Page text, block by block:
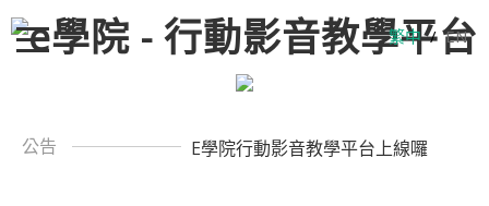
繁中 / EN
公告 E學院行動影音教學平台上線囉